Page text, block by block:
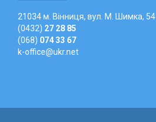
21034 м. Вінниця, вул. М. Шимка, 54
(0432) 27 28 85
(068) 074 33 67
k-office@ukr.net